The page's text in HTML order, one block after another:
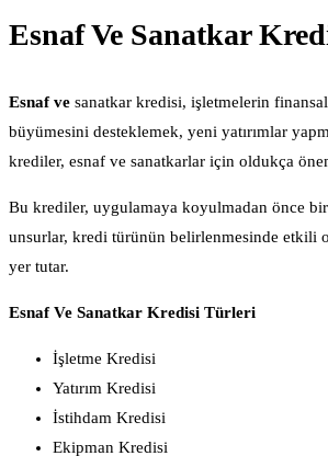
Esnaf Ve Sanatkar
Esnaf ve sanatkar kredisi, işletmelerin
büyümesini desteklemek, yeni yatırımlar
krediler, esnaf ve sanatkarlar için oldukça
Bu krediler, uygulamaya koyulmadan önce
unsurlar, kredi türünün belirlenmesinde etkili
yer tutar.
Esnaf Ve Sanatkar Kredisi Türleri
İşletme Kredisi
Yatırım Kredisi
İstihdam Kredisi
Ekipman Kredisi